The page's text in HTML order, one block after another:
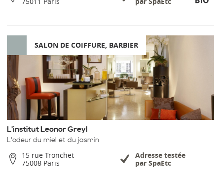
SALON DE COIFFURE, BARBIER
L'institut Leonor Greyl
L'odeur du miel et du jasmin
15 rue Tronchet
75008 Paris
Adresse testée
par SpaEtc